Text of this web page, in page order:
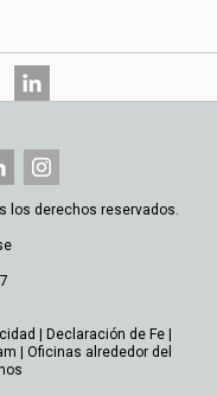
los derechos reservados.
Declaración de Fe|
Oficinas alrededor del